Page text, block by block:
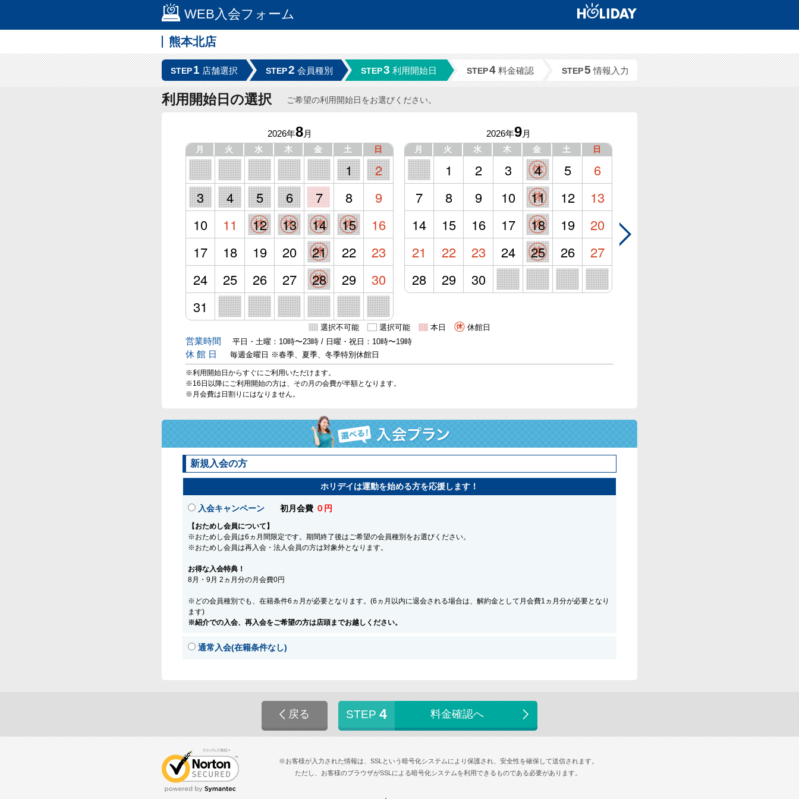
WEB入会フォーム
熊本北店
STEP1 店舗選択 STEP2 会員種別 STEP3 利用開始日 STEP4 料金確認 STEP5 情報入力
利用開始日の選択 ご希望の利用開始日をお選びください。
2026年8月
月 火 水 木 金 土 日
1
2
3
4 5 6 7 8
9
10
11 12 13 14 15
16
17
18 19 20 21 22
23
24
25 26 27 28 29
30
31
2026年9月
月 火 水 木 金 土 日
1 2 3 4 5
6
7
8 9 10 11 12
13
14
15 16 17 18 19
20
21
22 23 24 25 26
27
28
29 30
選択不可能 選択可能 本日 休館日
営業時間 平日・土曜：10時〜23時 / 日曜・祝日：10時〜19時
休 館 日 毎週金曜日 ※春季、夏季、冬季特別休館日
※利用開始日からすぐにご利用いただけます。
※16日以降にご利用開始の方は、その月の会費が半額となります。
※月会費は日割りにはなりません。
新規入会の方
ホリデイは運動を始める方を応援します！
入会キャンペーン 初月会費 ０円
【おためし会員について】
※おためし会員は6ヵ月間限定です。期間終了後はご希望の会員種別をお選びください。
※おためし会員は再入会・法人会員の方は対象外となります。
お得な入会特典！
8月・9月 2ヵ月分の月会費0円
※どの会員種別でも、在籍条件6ヵ月が必要となります。(6ヵ月以内に退会される場合は、解約金として月会費1ヵ月分が必要となり
ます)
※紹介での入会、再入会をご希望の方は店頭までお越しください。
通常入会(在籍条件なし)
戻る STEP 4 料金確認へ
※お客様が入力された情報は、SSLという暗号化システムにより保護され、安全性を確保して送信されます。
ただし、お客様のブラウザがSSLによる暗号化システムを利用できるものである必要があります。